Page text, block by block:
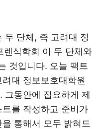
두 단체, 즉 고려대 정
렌식학회 이 두 단체와
것입니다. 오늘 팩트
대 정보보호대학원
그동안에 집요하게 제
를 작성하고 준비가
통해서 모두 밝혀드